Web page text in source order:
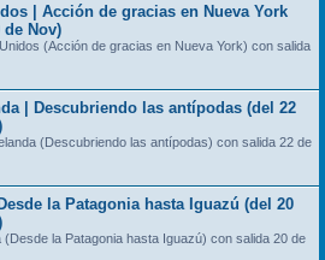
| Acción de gracias en Nueva York
de Nov)
(Acción de gracias en Nueva York) con salida
| Descubriendo las antípodas (del 22
(Descubriendo las antípodas) con salida 22 de
la Patagonia hasta Iguazú (del 20
(Desde la Patagonia hasta Iguazú) con salida 20 de